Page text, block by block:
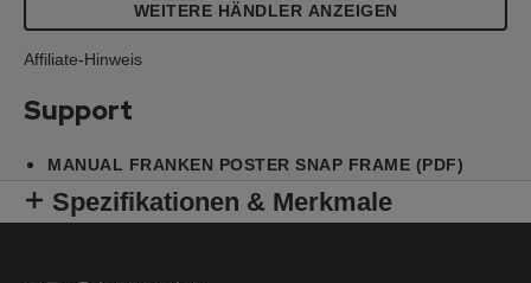
WEITERE HÄNDLER ANZEIGEN
Affiliate-Hinweis
Support
MANUAL FRANKEN POSTER SNAP FRAME (PDF)
Spezifikationen & Merkmale